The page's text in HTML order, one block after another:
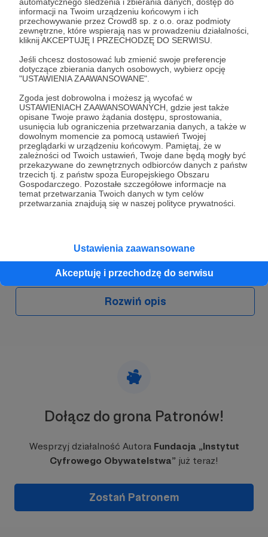
informacji na Twoim urządzeniu końcowym i ich
przechowywanie przez Crowd8 sp. z o.o. oraz podmioty
zewnętrzne, które wspierają nas w prowadzeniu działalności,
kliknij AKCEPTUJĘ I PRZECHODZĘ DO SERWISU.
Jeśli chcesz dostosować lub zmienić swoje preferencje
dotyczące zbierania danych osobowych, wybierz opcję
"USTAWIENIA ZAAWANSOWANE".
Zgoda jest dobrowolna i możesz ją wycofać w
USTAWIENIACH ZAAWANSOWANYCH, gdzie jest także
opisane Twoje prawo żądania dostępu, sprostowania,
usunięcia lub ograniczenia przetwarzania danych, a także w
dowolnym momencie za pomocą ustawień Twojej
przeglądarki w urządzeniu końcowym. Pamiętaj, że w
zależności od Twoich ustawień, Twoje dane będą mogły być
przekazywane do zewnętrznych odbiorców danych z państw
trzecich tj. z państw spoza Europejskiego Obszaru
Gospodarczego. Pozostałe szczegółowe informacje na
temat przetwarzania Twoich danych w tym celów
przetwarzania znajdują się w naszej polityce prywatności.
Ustawienia zaawansowane
Akceptuję i przechodzę do serwisu
Wspierając Fundację „Instytut Cyfrowego
Obywatelstwa”, pomagasz nam realizować
cele statutowe: promowanie higieny cyfrowej
oraz odpowiedzialnego tworzenia i
wykorzystywania nowych technologii.
Działamy na terenie całej Polski,
współpracując także z instytucjami za
granicą. Nasze działania kierujemy do
wszystkich, bez względu na wiek: dzieci i
młodzieży, rodziców i nauczycieli. Nasze cele
realizujemy poprzez projekty edukacyjne,
badawcze oraz zaangażowanie we współpracę
międzysektorową. W ten sposób wspieramy
zmianę na poziomie indywidualnym,
społecznym i systemowym.
Fot. Wojciech Biały
Założycielką fundacji jestMagdalena Bigaj-
medioznawczyni, badaczka i działaczka
społeczna. Autorka książek o higienie cyfrowej:
Rozwiń opis
Dołącz do grona Patronów!
Wesprzyj działalność Autora Fundacja „Instytut
Cyfrowego Obywatelstwa” już teraz!
Zostań Patronem